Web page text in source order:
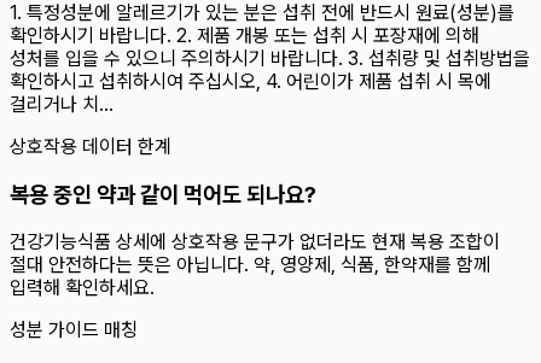
1. 특정성분에 알레르기가 있는 분은 섭취 전에 반드시 원료(성분)를
확인하시기 바랍니다. 2. 제품 개봉 또는 섭취 시 포장재에 의해
성처를 입을 수 있으니 주의하시기 바랍니다. 3. 섭취량 및 섭취방법을
확인하시고 섭취하시여 주십시오, 4. 어린이가 제품 섭취 시 목에
걸리거나 치...
상호작용 데이터 한계
복용 중인 약과 같이 먹어도 되나요?
건강기능식품 상세에 상호작용 문구가 없더라도 현재 복용 조합이
절대 안전하다는 뜻은 아닙니다. 약, 영양제, 식품, 한약재를 함께
입력해 확인하세요.
성분 가이드 매칭